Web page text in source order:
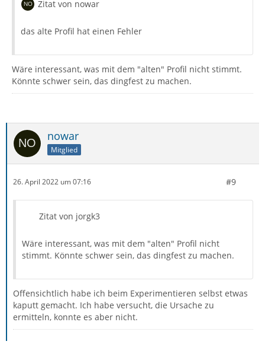
Zitat von nowar
das alte Profil hat einen Fehler
Wäre interessant, was mit dem "alten" Profil nicht stimmt.
Könnte schwer sein, das dingfest zu machen.
nowar
Mitglied
26. April 2022 um 07:16 #9
Zitat von jorgk3
Wäre interessant, was mit dem "alten" Profil nicht
stimmt. Könnte schwer sein, das dingfest zu machen.
Offensichtlich habe ich beim Experimentieren selbst etwas
kaputt gemacht. Ich habe versucht, die Ursache zu
ermitteln, konnte es aber nicht.